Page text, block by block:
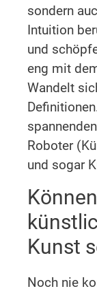
sondern
Intuition
und
eng mit
Wandelt
Roboter
und sogar
Kunst
Noch nie